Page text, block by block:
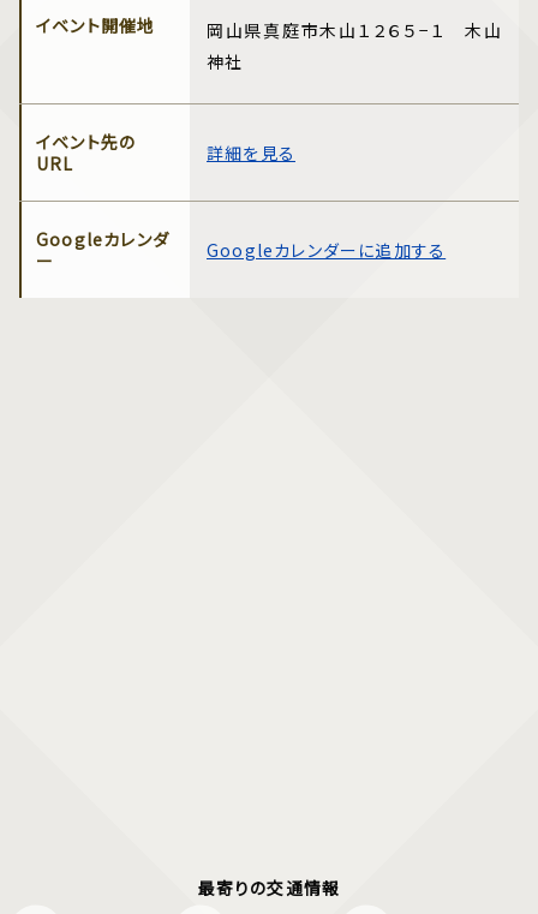
イベント開催地
岡山県真庭市木山１２６５−１ 木山
神社
イベント先の
URL
詳細を見る
Googleカレンダ
ー
Googleカレンダーに追加する
最寄りの交通情報